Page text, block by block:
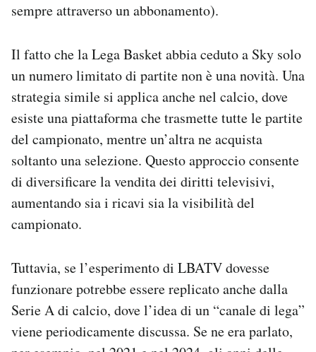
sempre attraverso un abbonamento).
Il fatto che la Lega Basket abbia ceduto a Sky solo
un numero limitato di partite non è una novità. Una
strategia simile si applica anche nel calcio, dove
esiste una piattaforma che trasmette tutte le partite
del campionato, mentre un’altra ne acquista
soltanto una selezione. Questo approccio consente
di diversificare la vendita dei diritti televisivi,
aumentando sia i ricavi sia la visibilità del
campionato.
Tuttavia, se l’esperimento di LBATV dovesse
funzionare potrebbe essere replicato anche dalla
Serie A di calcio, dove l’idea di un “canale di lega”
viene periodicamente discussa. Se ne era parlato,